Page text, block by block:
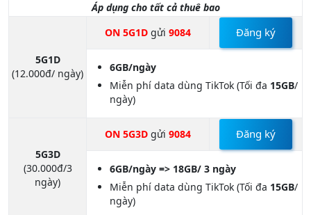
Áp dụng cho tất cả thuê bao
5G1D
(12.000đ/ ngày)
ON 5G1D gửi 9084 Đăng ký
6GB/ngày
Miễn phí data dùng TikTok (Tối đa 15GB/
ngày)
5G3D
(30.000đ/3
ngày)
ON 5G3D gửi 9084 Đăng ký
6GB/ngày => 18GB/ 3 ngày
Miễn phí data dùng TikTok (Tối đa 15GB/
ngày)